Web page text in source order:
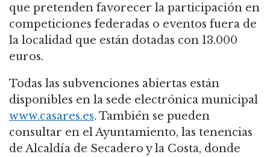
que pretenden favorecer la participación en
competiciones federadas o eventos fuera de
la localidad que están dotadas con 13.000
euros.
Todas las subvenciones abiertas están
disponibles en la sede electrónica municipal
www.casares.es. También se pueden
consultar en el Ayuntamiento, las tenencias
de Alcaldía de Secadero y la Costa, donde